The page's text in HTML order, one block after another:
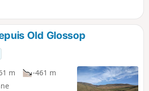
Pass.
Old Glossop
m
-461 m